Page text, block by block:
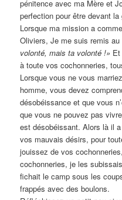
pénitence avec ma Mère et
perfection pour être devant
Lorsque ma mission a
Oliviers, Je me suis remis au
volonté, mais ta volonté !»
à toute vos cochonneries,
Lorsque vous ne vous
homme, vous devez
désobéissance et que vous
que vous ne pouvez pas
est désobéissant. Alors là il
vos mauvais désirs, pour
jouissez de vos
cochonneries, je les
fichait le camp sous les
frappés avec des boulons.